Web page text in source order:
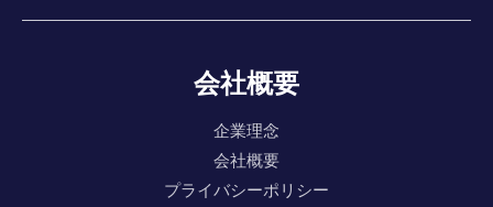
会社概要
企業理念
会社概要
プライバシーポリシー